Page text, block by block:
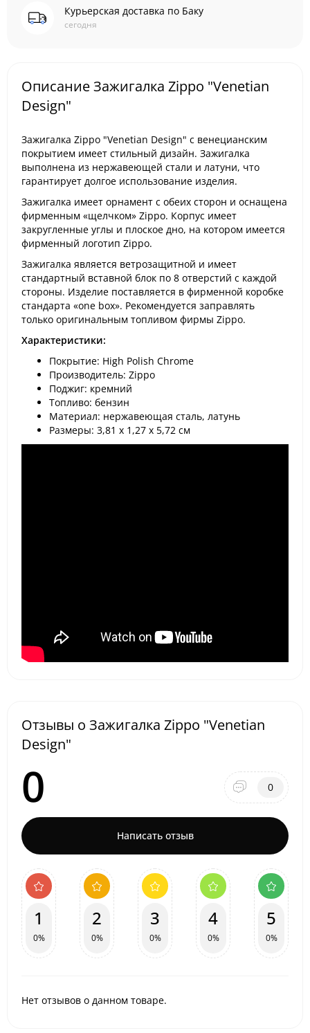
Курьерская доставка по Баку
сегодня
Описание Зажигалка Zippo "Venetian
Design"
Зажигалка Zippo "Venetian Design" с венецианским
покрытием имеет стильный дизайн. Зажигалка
выполнена из нержавеющей стали и латуни, что
гарантирует долгое использование изделия.
Зажигалка имеет орнамент с обеих сторон и оснащена
фирменным «щелчком» Zippo. Корпус имеет
закругленные углы и плоское дно, на котором имеется
фирменный логотип Zippo.
Зажигалка является ветрозащитной и имеет
стандартный вставной блок по 8 отверстий с каждой
стороны. Изделие поставляется в фирменной коробке
стандарта «one box». Рекомендуется заправлять
только оригинальным топливом фирмы Zippo.
Характеристики:
Покрытие: High Polish Chrome
Производитель: Zippo
Поджиг: кремний
Топливо: бензин
Материал: нержавеющая сталь, латунь
Размеры: 3,81 х 1,27 x 5,72 cм
Отзывы о Зажигалка Zippo "Venetian
Design"
0 0
Написать отзыв
1
0%
2
0%
3
0%
4
0%
5
0%
Нет отзывов о данном товаре.